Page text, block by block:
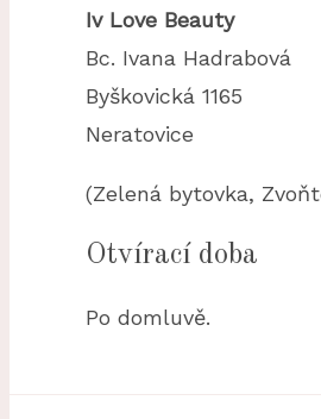
Iv Love Beauty
Bc. Ivana Hadrabová
Byškovická 1165
Neratovice
(Zelená bytovka,
Otvírací doba
Po domluvě.